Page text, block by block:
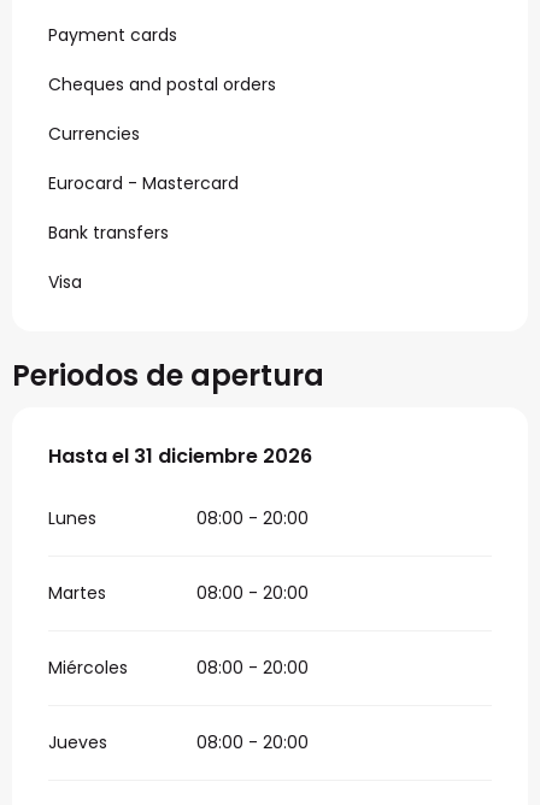
Payment cards
Cheques and postal orders
Currencies
Eurocard - Mastercard
Bank transfers
Visa
Periodos de apertura
Del2 enero 2026al31 diciembre 2026
Hasta el 31 diciembre 2026
Lunes 08:00 - 20:00
Martes 08:00 - 20:00
Miércoles 08:00 - 20:00
Jueves 08:00 - 20:00